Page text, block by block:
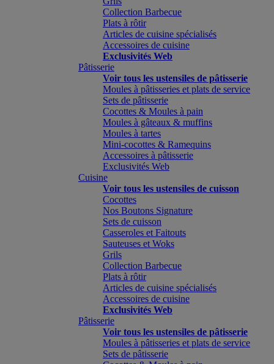
Collection Barbecue
Plats à rôtir
Articles de cuisine spécialisés
Accessoires de cuisine
Exclusivités Web
Pâtisserie
Voir tous les ustensiles de pâtisserie
Moules à pâtisseries et plats de service
Sets de pâtisserie
Cocottes & Moules à pain
Moules à gâteaux & muffins
Moules à tartes
Mini-cocottes & Ramequins
Accessoires à pâtisserie
Exclusivités Web
Cuisine
Voir tous les ustensiles de cuisson
Cocottes
Nos Boutons Signature
Sets de cuisson
Casseroles et Faitouts
Sauteuses et Woks
Grils
Collection Barbecue
Plats à rôtir
Articles de cuisine spécialisés
Accessoires de cuisine
Exclusivités Web
Pâtisserie
Voir tous les ustensiles de pâtisserie
Moules à pâtisseries et plats de service
Sets de pâtisserie